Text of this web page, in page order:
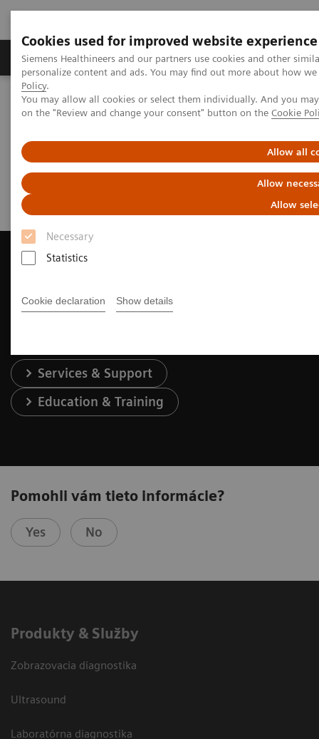
Cookies used for improved website experience
Siemens Healthineers and our partners use cookies and other
personalize content and ads. You may find out more about how
Policy.
You may allow all cookies or select them individually. And you
on the "Review and change your consent" button on the Cookie
Allow all
Allow
Allow
Necessary
Statistics
Cookie declaration Show details
Produkty a služby Podpora & Dokumentácia
Siemens Healthineers Slovakia
Zobrazovacia diagnostika
Molecular Imaging
Forms
Forms
Contact Us
Services & Support
Education & Training
Pomohli vám tieto informácie?
Yes No
Produkty & Služby
Zobrazovacia diagnostika
Ultrasound
Laboratórna diagnostika